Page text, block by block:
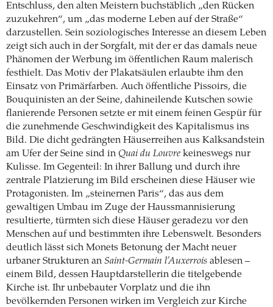
Entschluss, den alten Meistern buchstäblich „den Rücken
zuzukehren“, um „das moderne Leben auf der Straße“
darzustellen. Sein soziologisches Interesse an diesem Leben
zeigt sich auch in der Sorgfalt, mit der er das damals neue
Phänomen der Werbung im öffentlichen Raum malerisch
festhielt. Das Motiv der Plakatsäulen erlaubte ihm den
Einsatz von Primärfarben. Auch öffentliche Pissoirs, die
Bouquinisten an der Seine, dahineilende Kutschen sowie
flanierende Personen setzte er mit einem feinen Gespür für
die zunehmende Geschwindigkeit des Kapitalismus ins
Bild. Die dicht gedrängten Häuserreihen aus Kalksandstein
am Ufer der Seine sind in Quai du Louvre keineswegs nur
Kulisse. Im Gegenteil: In ihrer Ballung und durch ihre
zentrale Platzierung im Bild erscheinen diese Häuser wie
Protagonisten. Im „steinernen Paris“, das aus dem
gewaltigen Umbau im Zuge der Haussmannisierung
resultierte, türmten sich diese Häuser geradezu vor den
Menschen auf und bestimmten ihre Lebenswelt. Besonders
deutlich lässt sich Monets Betonung der Macht neuer
urbaner Strukturen an Saint-Germain l’Auxerrois ablesen –
einem Bild, dessen Hauptdarstellerin die titelgebende
Kirche ist. Ihr unbebauter Vorplatz und die ihn
bevölkernden Personen wirken im Vergleich zur Kirche